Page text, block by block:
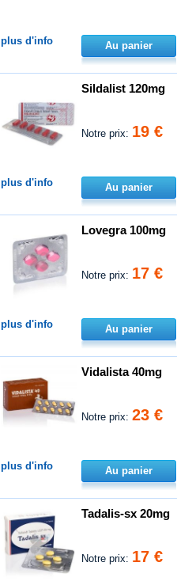
plus d'info Au panier
Sildalist 120mg
Notre prix: 19 €
plus d'info Au panier
Lovegra 100mg
Notre prix: 17 €
plus d'info Au panier
Vidalista 40mg
Notre prix:23 €
plus d'info Au panier
Tadalis-sx 20mg
Notre prix: 17 €